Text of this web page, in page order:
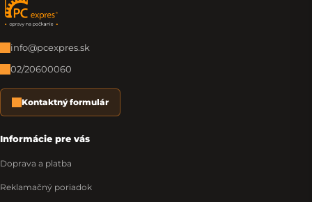
Zápätie
info@pcexpres.sk
02/20600060
Kontaktný formulár
Informácie pre vás
Doprava a platba
Reklamačný poriadok